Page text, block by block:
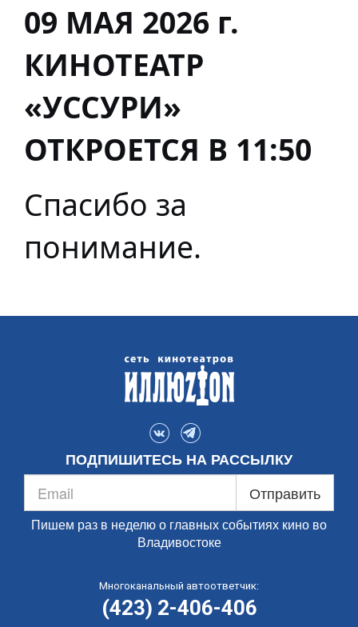
09 МАЯ 2026 г.
КИНОТЕАТР
«УССУРИ»
ОТКРОЕТСЯ В 11:50
Спасибо за
понимание.
ПОДПИШИТЕСЬ НА РАССЫЛКУ
Отправить
Пишем раз в неделю о главных событиях кино во
Владивостоке
Многоканальный автоответчик:
(423) 2-406-406